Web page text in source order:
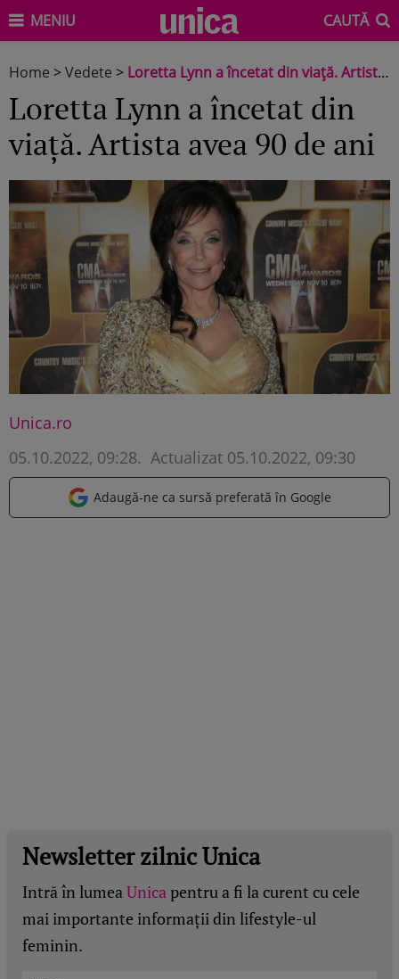
MENIU CAUTĂ
Home >Vedete > Loretta Lynn a încetat din viață. Artista avea 90 de ani
Loretta Lynn a încetat din
viață. Artista avea 90 de ani
Unica.ro
05.10.2022, 09:28. Actualizat 05.10.2022, 09:30
Adaugă-ne ca sursă preferată în Google
Newsletter zilnic Unica
Intră în lumeaUnicapentru a fi la curent cu cele
mai importante informații din lifestyle-ul
feminin.